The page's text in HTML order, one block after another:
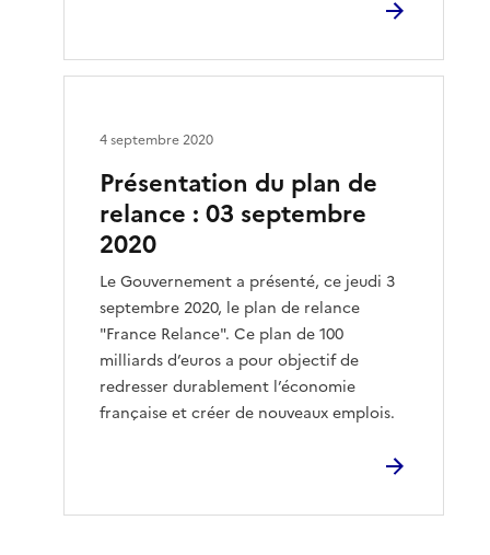
Présentation du plan de
relance : 03 septembre
2020
Le Gouvernement a présenté, ce jeudi 3
septembre 2020, le plan de relance
"France Relance". Ce plan de 100
milliards d’euros a pour objectif de
redresser durablement l’économie
française et créer de nouveaux emplois.
4 septembre 2020